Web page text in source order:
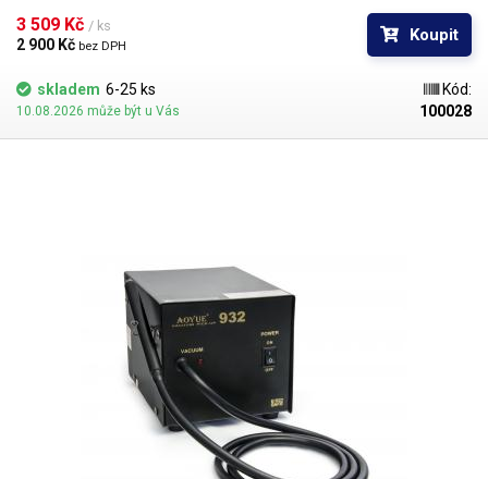
3 509 Kč / ks
2 900 Kč bez DPH
Koupit
skladem 6-25 ks
10.08.2026 může být u Vás
Kód:
100028